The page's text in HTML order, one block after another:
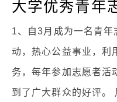
大学优秀青年
1、自3月成为一名青
动，热心公益事业，利
务，每年参加志愿者活
到了广大群众的好评。